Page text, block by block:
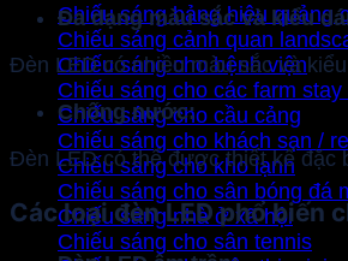
Chiếu sáng bảng hiệu quảng
Chiếu sáng cảnh quan
Chiếu sáng cho bệnh viện
Chiếu sáng cho các farm
Chiếu sáng cho cầu cảng
Chiếu sáng cho khách sạn /
Chiếu sáng cho kho lạnh
Chiếu sáng cho sân bóng đá
Chiếu sáng nhà ở xã hội
Chiếu sáng cho sân tennis
Đa dạng màu sắc và kiểu
Đèn LED có nhiều màu sắc và
Chống nước:
Đèn LED có thể được thiết kế đặc
Các loại đèn LED phổ biến